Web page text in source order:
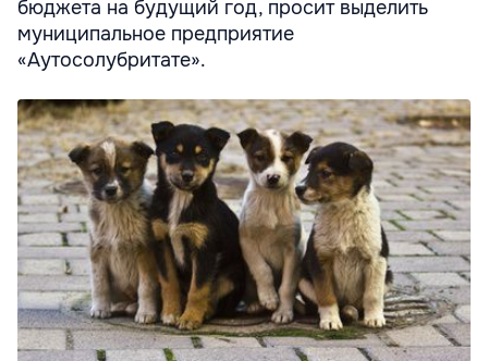
бюджета на будущий год, просит выделить
муниципальное предприятие
«Аутосолубритате».